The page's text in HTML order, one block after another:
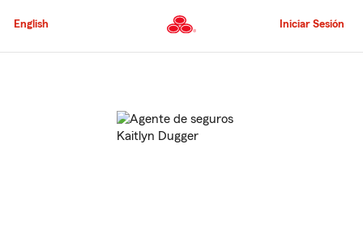
al
principal
English Iniciar Sesión